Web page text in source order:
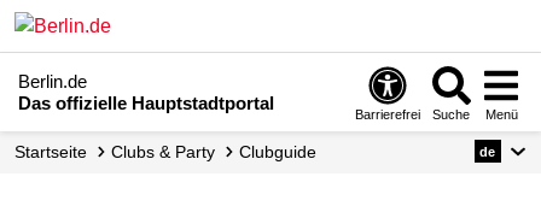
Berlin.de
Das offizielle Hauptstadtportal
Barrierefrei Suche Menü
Startseite Clubs & Party Clubguide de